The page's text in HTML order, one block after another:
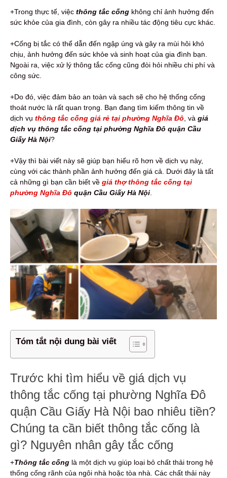
+Trong thực tế, việc thông tắc cống không chỉ ảnh hưởng đến
sức khỏe của gia đình, còn gây ra nhiều tác động tiêu cực khác.
+Cống bị tắc có thể dẫn đến ngập úng và gây ra mùi hôi khó
chịu, ảnh hưởng đến sức khỏe và sinh hoạt của gia đình bạn.
Ngoài ra, việc xử lý thông tắc cống cũng đòi hỏi nhiều chi phí và
công sức.
+Do đó, việc đảm bảo an toàn và sạch sẽ cho hệ thống cống
thoát nước là rất quan trọng. Bạn đang tìm kiếm thông tin về
dịch vụ thông tắc cống giá rẻ tại phường Nghĩa Đô , và giá
dịch vụ thông tắc cống tại phường Nghĩa Đô quận Cầu
Giấy Hà Nội?
+Vậy thì bài viết này sẽ giúp bạn hiểu rõ hơn về dịch vụ này,
cùng với các thành phần ảnh hưởng đến giá cả. Dưới đây là tất
cả những gì bạn cần biết về giá thợ thông tắc cống tại
phường Nghĩa Đô quận Cầu Giấy Hà Nội
Tóm tắt nội dung bài viết
Trước khi tìm hiểu về giá dịch vụ
thông tắc cống tại phường Nghĩa Đô
quận Cầu Giấy Hà Nội bao nhiêu tiền?
Chúng ta cần biết thông tắc cống là
gì? Nguyên nhân gây tắc cống
+Thông tắc cống là một dịch vụ giúp loại bỏ chất thải trong hệ
thống cống rãnh của ngôi nhà hoặc tòa nhà. Các chất thải này